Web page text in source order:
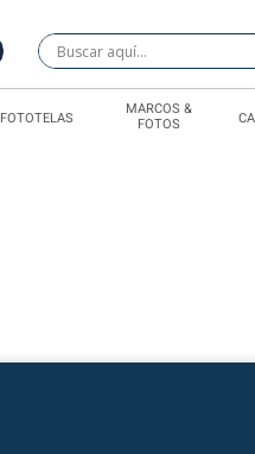
FOTOTELAS MARCOS &
FOTOS